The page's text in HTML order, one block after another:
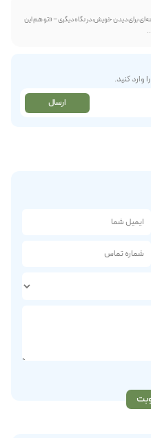
برای دیدن خویش، در نگاه دیگری – «تو هم این
کنید.
ارسال